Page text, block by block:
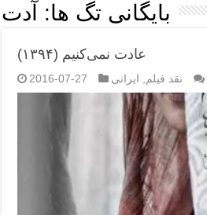
بایگانی تگ ها: آدت
عادت نمی‌کنیم (۱۳۹۴)
2016-07-27 نقد فیلم ایرانی